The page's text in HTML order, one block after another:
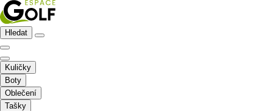
Hledat
Kuličky
Boty
Oblečení
Tašky